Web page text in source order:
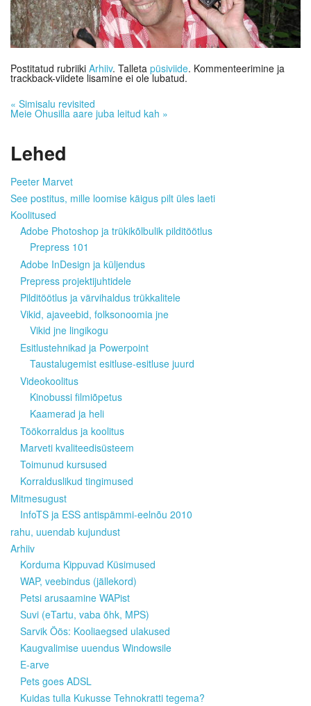
Postitatud rubriiki Arhiiv. Talleta püsiviide. Kommenteerimine ja
trackback-viidete lisamine ei ole lubatud.
« Simisalu revisited
Meie Ohusilla aare juba leitud kah »
Lehed
Peeter Marvet
See postitus, mille loomise käigus pilt üles laeti
Koolitused
Adobe Photoshop ja trükikõlbulik pilditöötlus
Prepress 101
Adobe InDesign ja küljendus
Prepress projektijuhtidele
Pilditöötlus ja värvihaldus trükkalitele
Vikid, ajaveebid, folksonoomia jne
Vikid jne lingikogu
Esitlustehnikad ja Powerpoint
Taustalugemist esitluse-esitluse juurd
Videokoolitus
Kinobussi filmiõpetus
Kaamerad ja heli
Töökorraldus ja koolitus
Marveti kvaliteedisüsteem
Toimunud kursused
Korralduslikud tingimused
Mitmesugust
InfoTS ja ESS antispämmi-eelnõu 2010
rahu, uuendab kujundust
Arhiiv
Korduma Kippuvad Küsimused
WAP, veebindus (jällekord)
Petsi arusaamine WAPist
Suvi (eTartu, vaba õhk, MPS)
Sarvik Öös: Kooliaegsed ulakused
Kaugvalimise uuendus Windowsile
E-arve
Pets goes ADSL
Kuidas tulla Kukusse Tehnokratti tegema?